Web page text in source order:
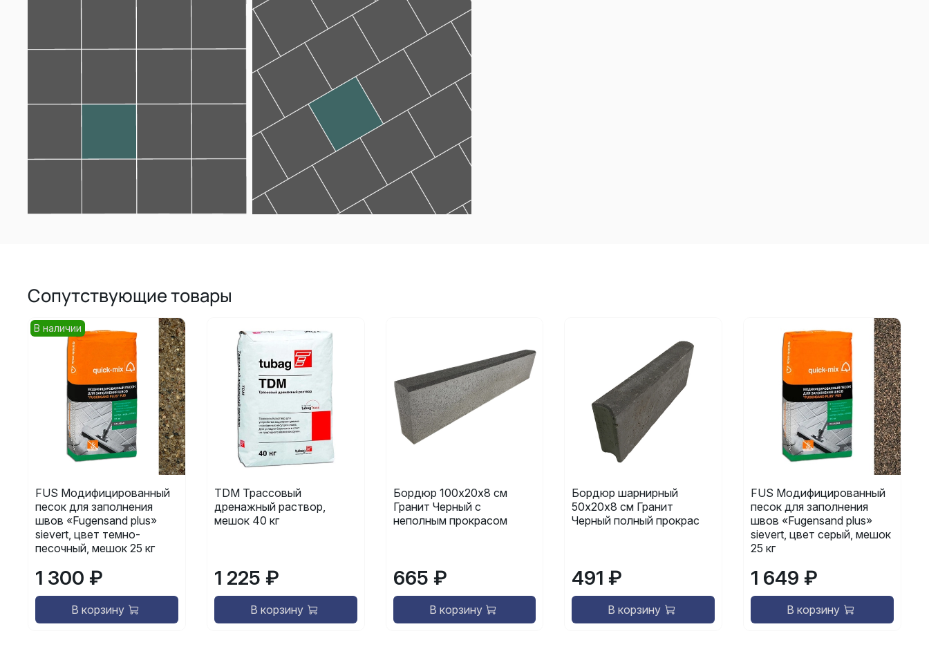
Сопутствующие товары
В наличии
FUS Модифицированный
песок для заполнения
швов «Fugensand plus»
sievert, цвет темно-
песочный, мешок 25 кг
1 300 ₽
В корзину
TDM Трассовый
дренажный раствор,
мешок 40 кг
1 225 ₽
В корзину
Бордюр 100х20х8 см
Гранит Черный с
неполным прокрасом
665 ₽
В корзину
Бордюр шарнирный
50х20х8 см Гранит
Черный полный прокрас
491 ₽
В корзину
FUS Модифицированный
песок для заполнения
швов «Fugensand plus»
sievert, цвет серый, мешок
25 кг
1 649 ₽
В корзину